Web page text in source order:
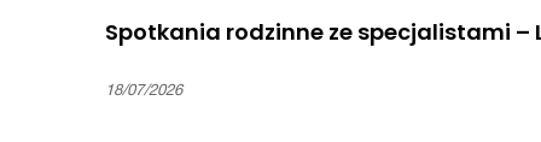
Spotkania rodzinne ze specjalistami –
18/07/2026